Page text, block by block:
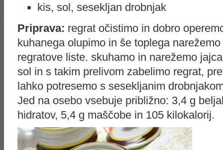
kis, sol, sesekljan drobnjak
Priprava: regrat očistimo in dobro
kuhanega olupimo in še toplega
regratove liste. skuhamo in narežemo
sol in s takim prelivom zabelimo regrat,
lahko potresemo s sesekljanim
Jed na osebo vsebuje približno: 3,4 g
hidratov, 5,4 g maščobe in 105 kilokalorij.